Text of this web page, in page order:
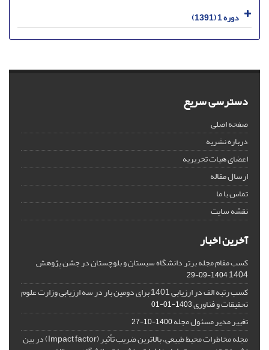
دوره 1 (1391)
دسترسی سریع
صفحه اصلی
درباره نشریه
اعضای هیات تحریریه
ارسال مقاله
تماس با ما
نقشه سایت
آخرین اخبار
کسب مقام مجله برتر دانشگاه سیستان و بلوچستان در جشن پژوهش
1404
1404-09-29
کسب رتبه الف در ارزیابی 1401 برای دومین بار در سه ارزیابی وزارت علوم
تحقیقات و فناوری1403-01-01
تغییر مدیر مسئول مجله1400-10-27
مجله مخاطرات محیط طبیعی، بالاترین ضریب تأثیر (Impact factor) در بین